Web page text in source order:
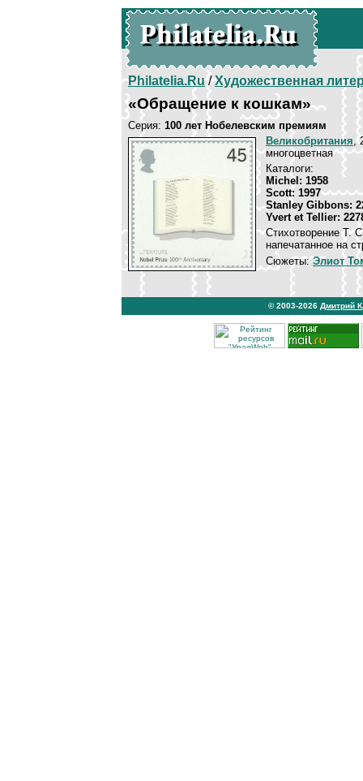
Philatelia.Ru/Художественная
«Обращение к кошкам»
Серия: 100 лет Нобелевским премиям
Великобритания,
многоцветная
Каталоги:
Michel: 1958
Scott: 1997
Stanley Gibbons:
Yvert et Tellier:
Стихотворение Т.
напечатанное на
Сюжеты:Элиот
© 2003-2026 Дмитрий